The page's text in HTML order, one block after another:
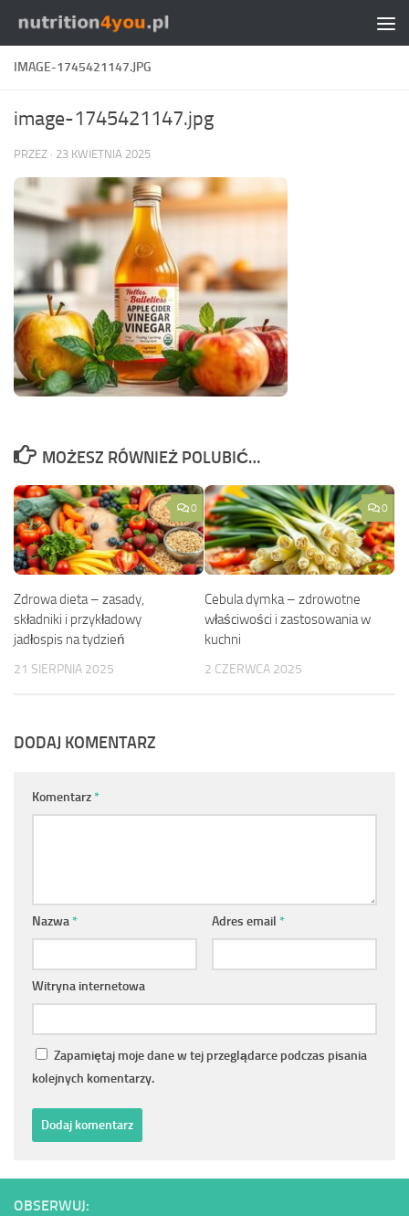
Przejdź do treści
IMAGE-1745421147.JPG
image-1745421147.jpg
PRZEZ · 23 KWIETNIA 2025
MOŻESZ RÓWNIEŻ POLUBIĆ…
0
Zdrowa dieta – zasady,
składniki i przykładowy
jadłospis na tydzień
21 SIERPNIA 2025
0
Cebula dymka – zdrowotne
właściwości i zastosowania w
kuchni
2 CZERWCA 2025
DODAJ KOMENTARZ
Komentarz*
Nazwa* Adres email *
Witryna internetowa
Zapamiętaj moje dane w tej przeglądarce podczas pisania
kolejnych komentarzy.
OBSERWUJ: